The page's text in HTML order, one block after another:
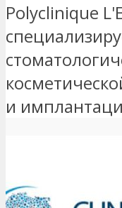
Polyclinique
и